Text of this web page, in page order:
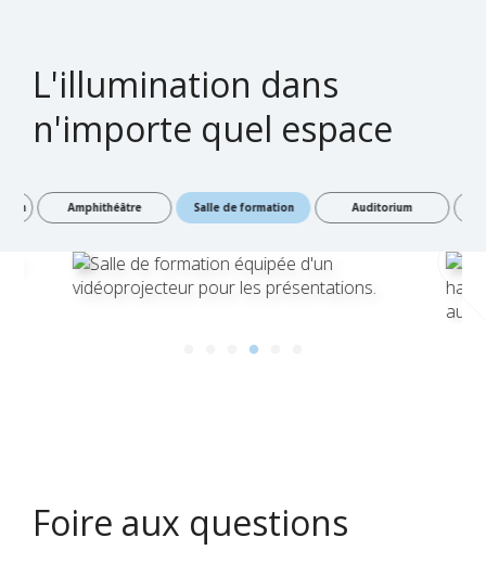
L'illumination dans
n'importe quel espace
Amphithéâtre Salle de formation Auditorium
Foire aux questions